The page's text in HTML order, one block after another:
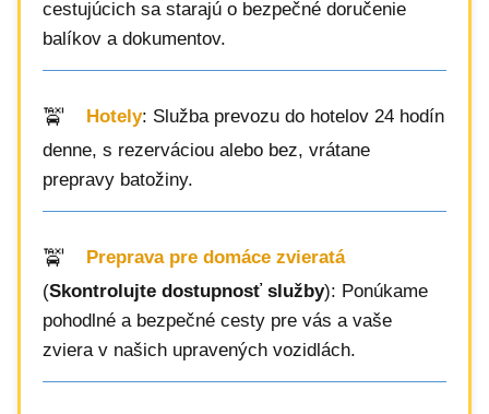
cestujúcich sa starajú o bezpečné doručenie
balíkov a dokumentov.
Hotely: Služba prevozu do hotelov 24 hodín
denne, s rezerváciou alebo bez, vrátane
prepravy batožiny.
Preprava pre domáce zvieratá
(Skontrolujte dostupnosť služby): Ponúkame
pohodlné a bezpečné cesty pre vás a vaše
zviera v našich upravených vozidlách.